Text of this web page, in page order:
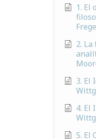
1. El
Frege
2.
3. El
4. El
5. El